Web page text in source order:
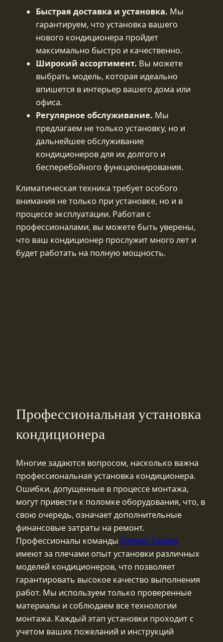
Быстрая доставка и установка. Мы
гарантируем, что установка вашего
нового кондиционера пройдет
максимально быстро и качественно.
Широкий ассортимент. Вы можете
выбрать модель, которая идеально
впишется в интерьер вашего дома или
офиса.
Регулярное обслуживание. Мы
предлагаем не только установку, но и
дальнейшее обслуживание
кондиционеров для их долгого и
бесперебойного функционирования.
Климатическая техника требует особого
внимания не только при установке, но и в
процессе эксплуатации. Работая с
профессионалами, вы можете быть уверены,
что ваш кондиционер прослужит много лет и
будет работать на полную мощность.
Профессиональная установка
кондиционера
Многие задаются вопросом, насколько важна
профессиональная установка кондиционера.
Ошибки, допущенные в процессе монтажа,
могут привести к поломке оборудования, что, в
свою очередь, означает дополнительные
финансовые затраты на ремонт.
Профессионалы команды Климат Сервис
имеют за плечами опыт установки различных
моделей кондиционеров, что позволяет
гарантировать высокое качество выполнения
работ. Мы используем только проверенные
материалы и соблюдаем все технологии
монтажа. Каждый этап установки проходит с
учетом ваших пожеланий и инструкций